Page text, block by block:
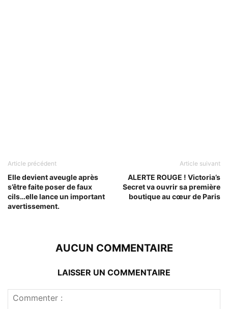
Article précédent
Elle devient aveugle après
s’être faite poser de faux
cils…elle lance un important
avertissement.
Article suivant
ALERTE ROUGE ! Victoria’s
Secret va ouvrir sa première
boutique au cœur de Paris
AUCUN COMMENTAIRE
LAISSER UN COMMENTAIRE